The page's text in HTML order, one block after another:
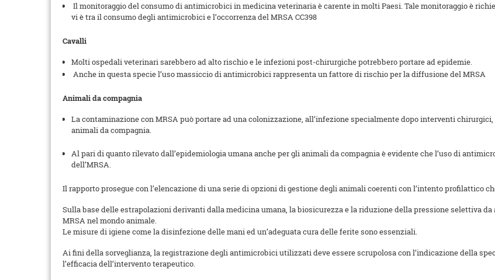
Il monitoraggio del consumo di antimicrobici in medicina veterinaria è carente in molti Paesi. Tale monitoraggio è
vi è tra il consumo degli antimicrobici e l’occorrenza del MRSA CC398
Cavalli
Molti ospedali veterinari sarebbero ad alto rischio e le infezioni post-chirurgiche potrebbero portare ad epidemie.
Anche in questa specie l’uso massiccio di antimicrobici rappresenta un fattore di rischio per la diffusione del MRSA
Animali da compagnia
La contaminazione con MRSA può portare ad una colonizzazione, all’infezione specialmente dopo interventi
animali da compagnia.
Al pari di quanto rilevato dall’epidemiologia umana anche per gli animali da compagnia è evidente che l’uso di
dell’MRSA.
Il rapporto prosegue con l’elencazione di una serie di opzioni di gestione degli animali coerenti con l’intento profilattico
Sulla base delle estrapolazioni derivanti dalla medicina umana, la biosicurezza e la riduzione della pressione selettiva
MRSA nel mondo animale.
Le misure di igiene come la disinfezione delle mani ed un’adeguata cura delle ferite sono essenziali.
Ai fini della sorveglianza, la registrazione degli antimicrobici utilizzati deve essere scrupolosa con l’indicazione della
l’efficacia dell’intervento terapeutico.